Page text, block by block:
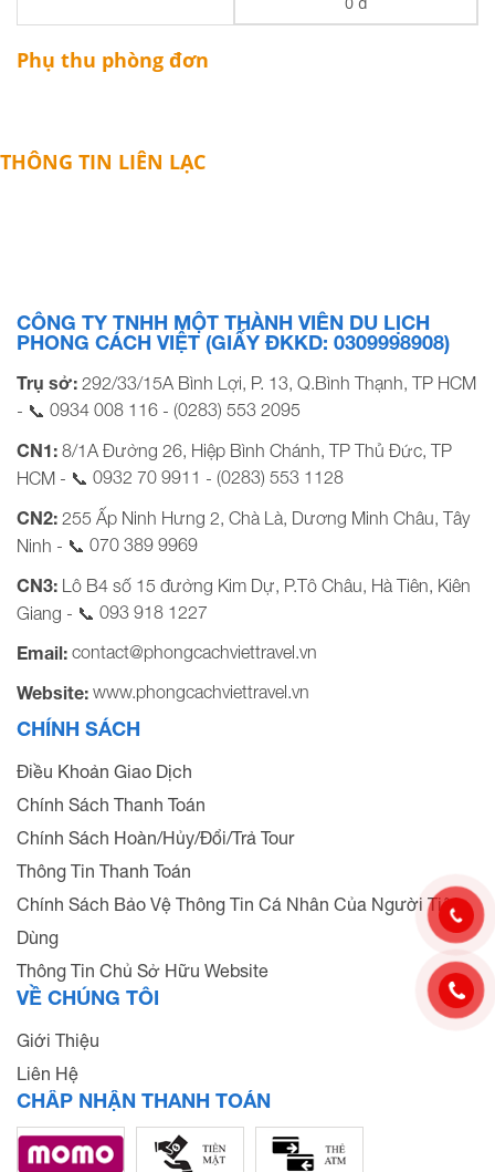
Phụ thu phòng đơn
THÔNG TIN LIÊN LẠC
CÔNG TY TNHH MỘT THÀNH VIÊN DU LỊCH
PHONG CÁCH VIỆT (GIẤY ĐKKD: 0309998908)
Trụ sở: 292/33/15A Bình Lợi, P. 13, Q.Bình Thạnh, TP HCM
- 📞 0934 008 116 - (0283) 553 2095
CN1: 8/1A Đường 26, Hiệp Bình Chánh, TP Thủ Đức, TP
HCM - 📞 0932 70 9911 - (0283) 553 1128
CN2: 255 Ấp Ninh Hưng 2, Chà Là, Dương Minh Châu, Tây
Ninh - 📞 070 389 9969
CN3:
Lô B4 số 15 đường Kim Dự, P.Tô Châu, Hà Tiên, Kiên
Giang - 📞 093 918 1227
Email: contact@phongcachviettravel.vn
Website: www.phongcachviettravel.vn
CHÍNH SÁCH
Điều Khoản Giao Dịch
Chính Sách Thanh Toán
Chính Sách Hoàn/Hủy/Đổi/Trả Tour
Thông Tin Thanh Toán
Chính Sách Bảo Vệ Thông Tin Cá Nhân Của Người Tiêu
Dùng
Thông Tin Chủ Sở Hữu Website
VỀ CHÚNG TÔI
Giới Thiệu
Liên Hệ
CHẤP NHẬN THANH TOÁN